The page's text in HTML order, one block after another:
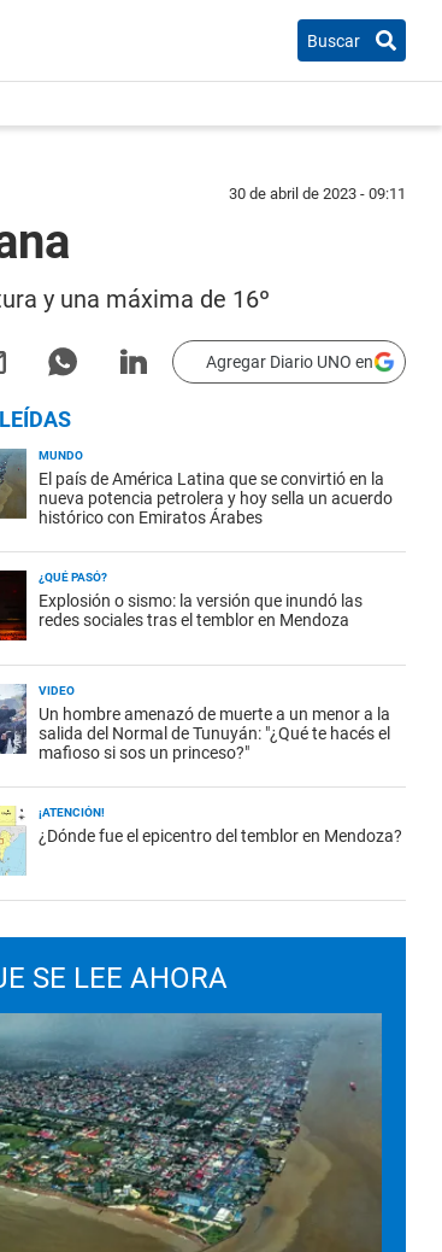
Buscar
30 de abril de 2023 - 09:11
y una máxima de 16º
Agregar Diario UNO en
MUNDO
El país de América Latina que se convirtió en la
nueva potencia petrolera y hoy sella un acuerdo
histórico con Emiratos Árabes
¿QUÉ PASÓ?
Explosión o sismo: la versión que inundó las
redes sociales tras el temblor en Mendoza
VIDEO
Un hombre amenazó de muerte a un menor a la
salida del Normal de Tunuyán: "¿Qué te hacés el
mafioso si sos un princeso?"
¡ATENCIÓN!
¿Dónde fue el epicentro del temblor en Mendoza?
SE LEE AHORA